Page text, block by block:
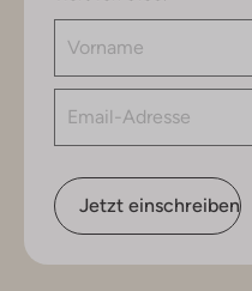
Jetzt einschreiben